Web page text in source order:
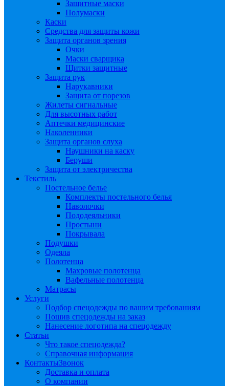
Защитные маски
Полумаски
Каски
Средства для защиты кожи
Защита органов зрения
Очки
Маски сварщика
Щитки защитные
Защита рук
Нарукавники
Защита от порезов
Жилеты сигнальные
Для высотных работ
Аптечки медицинские
Наколенники
Защита органов слуха
Наушники на каску
Беруши
Защита от электричества
Текстиль
Постельное белье
Комплекты постельного белья
Наволочки
Пододеяльники
Простыни
Покрывала
Подушки
Одеяла
Полотенца
Махровые полотенца
Вафельные полотенца
Матрасы
Услуги
Подбор спецодежды по вашим требованиям
Пошив спецодежды на заказ
Нанесение логотипа на спецодежду
Статьи
Что такое спецодежда?
Справочная информация
КонтактыЗвонок
Доставка и оплата
О компании